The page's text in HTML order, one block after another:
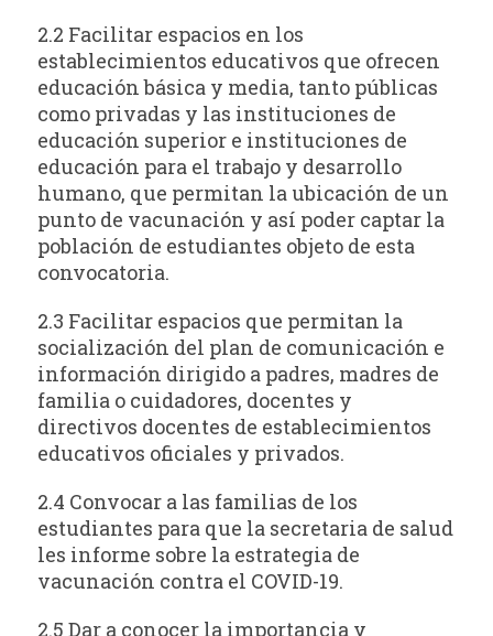
2.2 Facilitar espacios en los
establecimientos educativos que ofrecen
educación básica y media, tanto públicas
como privadas y las instituciones de
educación superior e instituciones de
educación para el trabajo y desarrollo
humano, que permitan la ubicación de un
punto de vacunación y así poder captar la
población de estudiantes objeto de esta
convocatoria.
2.3 Facilitar espacios que permitan la
socialización del plan de comunicación e
información dirigido a padres, madres de
familia o cuidadores, docentes y
directivos docentes de establecimientos
educativos oficiales y privados.
2.4 Convocar a las familias de los
estudiantes para que la secretaria de salud
les informe sobre la estrategia de
vacunación contra el COVID-19.
2.5 Dar a conocer la importancia y